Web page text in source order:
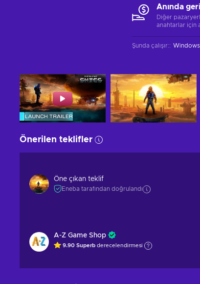
Anında
Diğer
anahtarlar için
Şunda çalışır:: Windows
Önerilen teklifler
Öne çıkan teklif
Eneba tarafından doğrulandı
A-Z Game Shop
9.90 Superb derecelendirmesi